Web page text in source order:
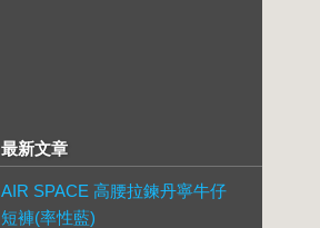
最新文章
AIR SPACE 高腰拉鍊丹寧牛仔
短褲(率性藍)